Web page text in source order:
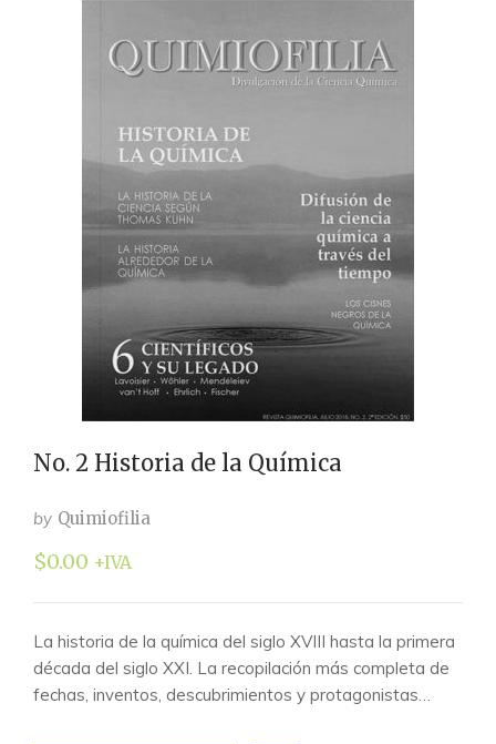
No. 2 Historia de la Química
by Quimiofilia
$0.00 +IVA
La historia de la química del siglo XVIII hasta la primera
década del siglo XXI. La recopilación más completa de
fechas, inventos, descubrimientos y protagonistas…